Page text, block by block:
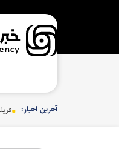
آخرین اخبار: